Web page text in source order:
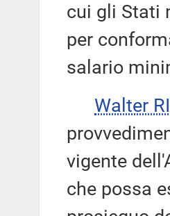
cui gli Stati
per
salario
Walter
vigente
che possa